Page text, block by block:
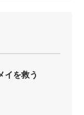
を救う